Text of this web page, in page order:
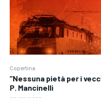
Copertina
“Nessuna pietà per i
P. Mancinelli